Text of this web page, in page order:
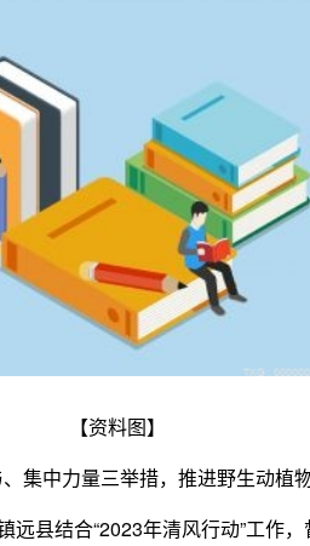
【资料图】
集中力量三举措，推进野生动植
远县结合“2023年清风行动”工作